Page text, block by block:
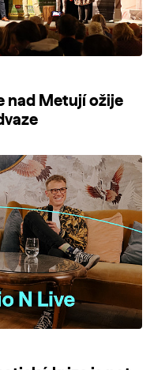
nad Metují ožije